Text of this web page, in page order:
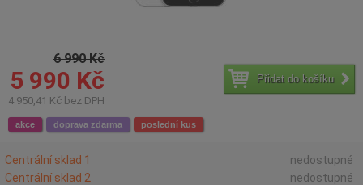
6 990 Kč
5 990 Kč
4 950,41 Kč bez DPH
Přidat do košíku
akce doprava zdarma poslední kus
Centrální sklad 1
nedostupné
Centrální sklad 2
nedostupné